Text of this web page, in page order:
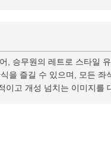
승무원의 레트로 스타일
즐길 수 있으며, 모든 좌
고 개성 넘치는 이미지를